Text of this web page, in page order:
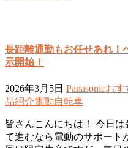
長距離通勤もお任せあれ！
示開始！
2026年3月5日 Panasonicおす
品紹介電動自転車
皆さんこんにちは！ 今日
て進むなら電動のサポート